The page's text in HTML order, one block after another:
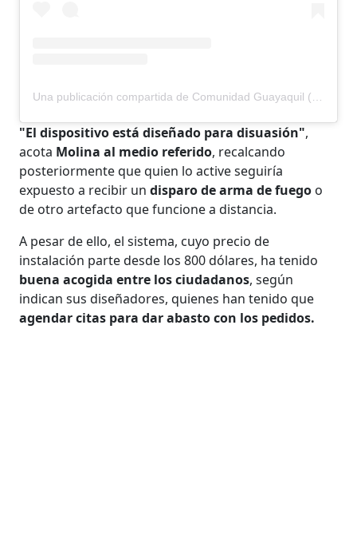
"El dispositivo está diseñado para disuasión",
acota Molina al medio referido, recalcando
posteriormente que quien lo active seguiría
expuesto a recibir undisparo de arma de fuego o
de otro artefacto que funcione a distancia.
A pesar de ello, el sistema, cuyo precio de
instalación parte desde los 800 dólares, ha tenido
buena acogida entre los ciudadanos, según
indican sus diseñadores, quienes han tenido que
agendar citas para dar abasto con los pedidos.